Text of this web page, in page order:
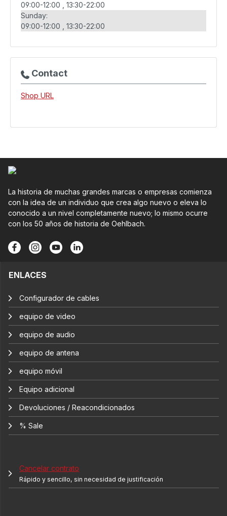
09:00-12:00
13:30-22:00
Sunday:
09:00-12:00
13:30-22:00
Contact
Shop URL
La historia de muchas grandes marcas o empresas comienza
con la idea de un individuo que crea algo nuevo o eleva lo
conocido a un nivel completamente nuevo; lo mismo ocurre
con los 50 años de historia de Oehlbach.
ENLACES
Configurador de cables
equipo de video
equipo de audio
equipo de antena
equipo móvil
Equipo adicional
Devoluciones / Reacondicionados
% Sale
Cancelar contrato
Rápido y sencillo, sin necesidad de justificación